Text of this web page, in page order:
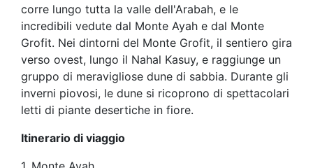
corre lungo tutta la valle dell'Arabah, e le
incredibili vedute dal Monte Ayah e dal Monte
Grofit. Nei dintorni del Monte Grofit, il sentiero gira
verso ovest, lungo il Nahal Kasuy, e raggiunge un
gruppo di meravigliose dune di sabbia. Durante gli
inverni piovosi, le dune si ricoprono di spettacolari
letti di piante desertiche in fiore.
Itinerario di viaggio